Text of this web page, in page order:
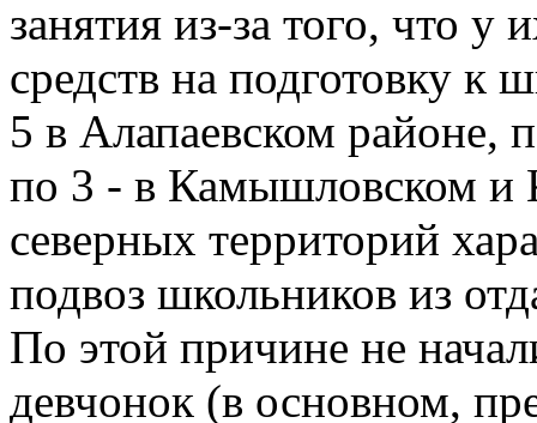
занятия из-за того, что у
средств на подготовку к
5 в Алапаевском
по 3 - в Камышловском и
северных территорий
подвоз школьников из
По этой причине не
девчонок (в основном,